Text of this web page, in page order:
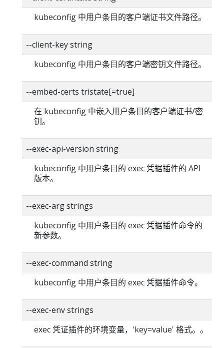
kubeconfig 中用户条目的客户端证书文件路径。
--client-key string
kubeconfig 中用户条目的客户端密钥文件路径。
--embed-certs tristate[=true]
在 kubeconfig 中嵌入用户条目的客户端证书/密
钥。
--exec-api-version string
kubeconfig 中用户条目的 exec 凭据插件的 API
版本。
--exec-arg strings
kubeconfig 中用户条目的 exec 凭据插件命令的
新参数。
--exec-command string
kubeconfig 中用户条目的 exec 凭据插件命令。
--exec-env strings
exec 凭证插件的环境变量，'key=value' 格式。。